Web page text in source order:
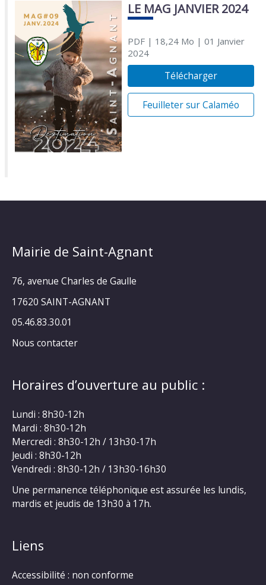
LE MAG JANVIER 2024
PDF| 18,24 Mo | 01 Janvier
2024
Télécharger
Feuilleter sur Calaméo
Mairie de Saint-Agnant
76, avenue Charles de Gaulle
17620 SAINT-AGNANT
05.46.83.30.01
Nous contacter
Horaires d’ouverture au public :
Lundi : 8h30-12h
Mardi : 8h30-12h
Mercredi : 8h30-12h / 13h30-17h
Jeudi : 8h30-12h
Vendredi : 8h30-12h / 13h30-16h30
Une permanence téléphonique est assurée les lundis,
mardis et jeudis de 13h30 à 17h.
Liens
Accessibilité : non conforme